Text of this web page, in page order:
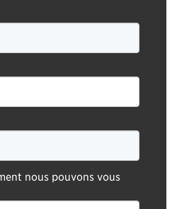
nous pouvons vous